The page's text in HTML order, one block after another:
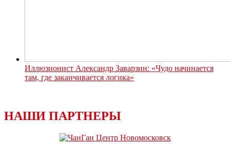
Иллюзионист Александр Заварзин: «Чудо начинается
там, где заканчивается логика»
НАШИ ПАРТНЕРЫ